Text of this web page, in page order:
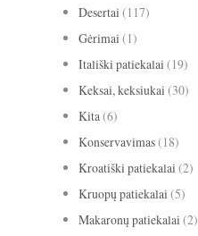
Desertai (117)
Gėrimai (1)
Itališki patiekalai (19)
Keksai, keksiukai (30)
Kita(6)
Konservavimas(18)
Kroatiški patiekalai (2)
Kruopų patiekalai (5)
Makaronų patiekalai (2)